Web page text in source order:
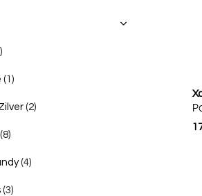
(1)
(2)
(8)
(4)
(3)